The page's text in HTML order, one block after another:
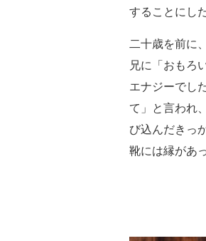
することにし
二十歳を前に
兄に「おもろ
エナジーでし
て」と言われ
び込んだきっ
靴には縁があ